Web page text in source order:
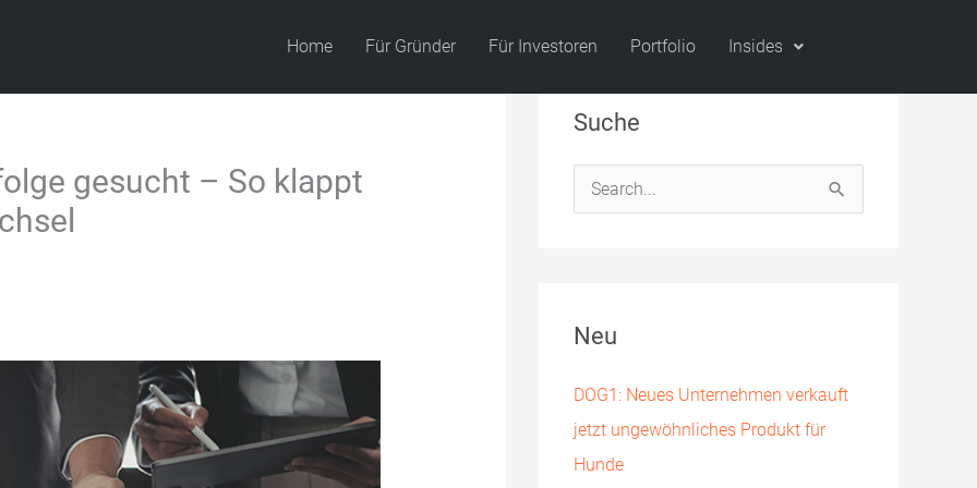
Home Für Gründer Für Investoren Portfolio Insides
gesucht – So klappt
Suche
e
n
a
c
Neu
DOG1: Neues Unternehmen verkauft
jetzt ungewöhnliches Produkt für
Hunde